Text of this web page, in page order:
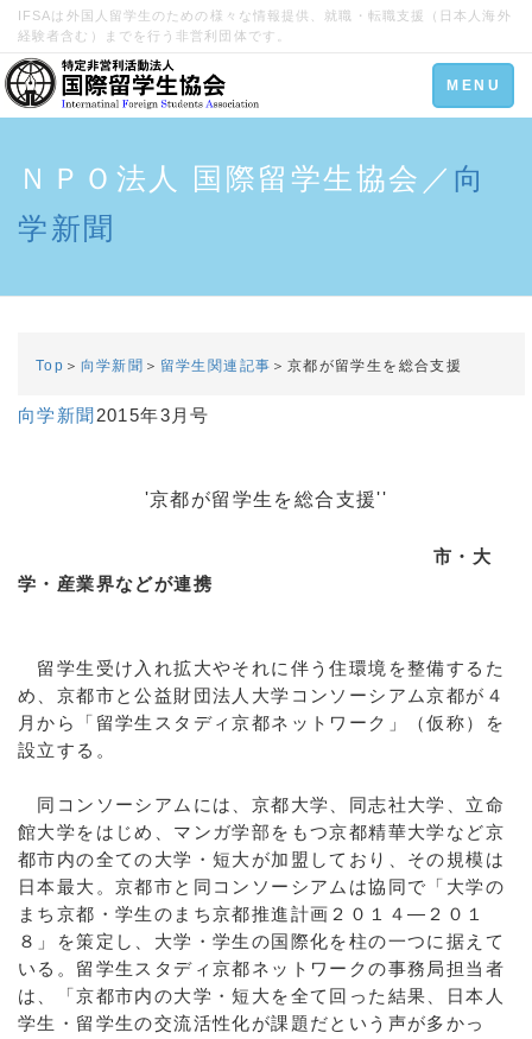
IFSAは外国人留学生のための様々な情報提供、就職・転職支援（日本人海外
経験者含む）までを行う非営利団体です。
Toggle
navigation
MENU
ＮＰＯ法人 国際留学生協会／ 向
学新聞
Top ＞ 向学新聞 ＞ 留学生関連記事 ＞京都が留学生を総合支援
向学新聞 2015年3月号
'京都が留学生を総合支援''
市・大
学・産業界などが連携
留学生受け入れ拡大やそれに伴う住環境を整備するた
め、京都市と公益財団法人大学コンソーシアム京都が４
月から「留学生スタディ京都ネットワーク」（仮称）を
設立する。
同コンソーシアムには、京都大学、同志社大学、立命
館大学をはじめ、マンガ学部をもつ京都精華大学など京
都市内の全ての大学・短大が加盟しており、その規模は
日本最大。京都市と同コンソーシアムは協同で「大学の
まち京都・学生のまち京都推進計画２０１４―２０１
８」を策定し、大学・学生の国際化を柱の一つに据えて
いる。留学生スタディ京都ネットワークの事務局担当者
は、「京都市内の大学・短大を全て回った結果、日本人
学生・留学生の交流活性化が課題だという声が多かっ